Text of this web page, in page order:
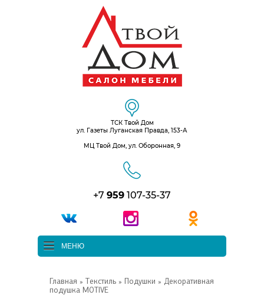
ТСК Твой Дом
ул. Газеты Луганская Правда, 153-А
МЦ Твой Дом, ул. Оборонная, 9
+7 959 107-35-37
МЕНЮ
Главная » Текстиль » Подушки » Декоративная
подушка MOTIVE